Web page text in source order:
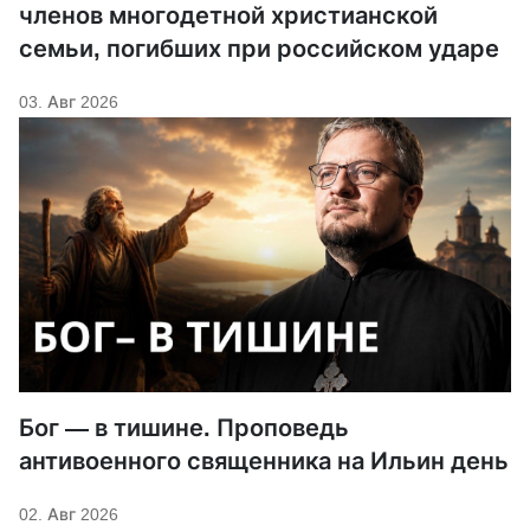
членов многодетной христианской
семьи, погибших при российском ударе
03. Авг 2026
Бог — в тишине. Проповедь
антивоенного священника на Ильин день
02. Авг 2026